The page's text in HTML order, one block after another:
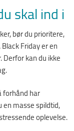
skal ind i
bør du prioritere,
Friday er en
kan du ikke
forhånd har
masse spildtid,
oplevelse.